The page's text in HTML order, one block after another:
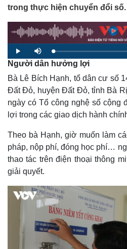
trong thực hiện chuyển đổi số.
P
l
a
y
M
u
L
o
a
d
d
1
.
4
4
Người dân hưởng lợi
Bà Lê Bích Hạnh, tổ dân cư số
Đất Đỏ, huyện Đất Đỏ, tỉnh Bà
ngày có Tổ công nghệ số cộng
lợi trong các giao dịch hành
Theo bà Hạnh, giờ muốn làm
pháp, nộp phí, đóng học phí…
thao tác trên điện thoại thông
giải quyết.